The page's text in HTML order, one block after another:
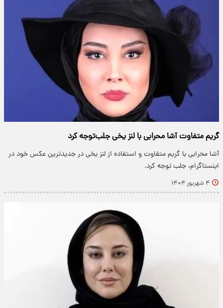
گریم متفاوت آشا محرابی با لنز یخی جلب‌توجه کرد
آشا محرابی با گریم متفاوت و استفاده از لنز یخی در جدیدترین عکس خود در
اینستاگرام، جلب توجه کرد.
۴ شهریور ۱۴۰۴